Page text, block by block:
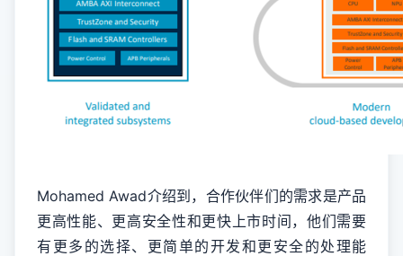
Mohamed Awad介绍到，合作伙伴们的需求是产品
更高性能、更高安全性和更快上市时间，他们需要
有更多的选择、更简单的开发和更安全的处理能